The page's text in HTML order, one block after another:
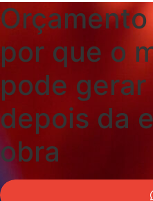
por que o
pode
depois da
obra